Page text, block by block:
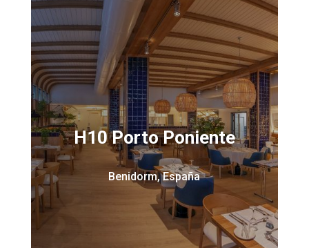
H10 Porto Poniente
Benidorm, España